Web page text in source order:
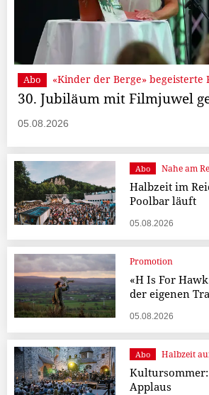
Abo «Kinder der Berge» begeisterte
30. Jubiläum mit Filmjuwel
05.08.2026
Abo Nahe am
Halbzeit im
Poolbar läuft
05.08.2026
Promotion
«H Is For
der eigenen
05.08.2026
Abo Halbzeit
Applaus